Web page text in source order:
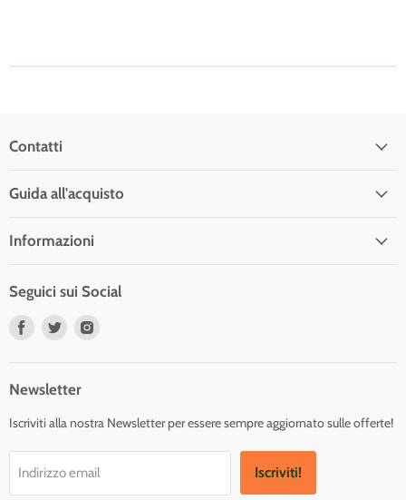
Contatti
Guida all'acquisto
Informazioni
Seguici sui Social
Trovaci
Trovaci
Newsletter
Iscriviti alla nostra Newsletter per essere sempre aggiornato sulle offerte!
Indirizzo email Iscriviti!